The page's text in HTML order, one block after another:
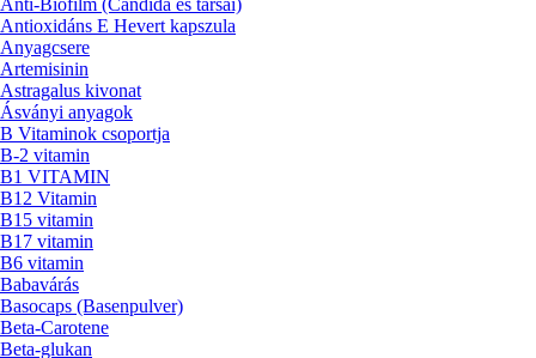
Anti-Biofilm (Candida és társai)
Antioxidáns E Hevert kapszula
Anyagcsere
Artemisinin
Astragalus kivonat
Ásványi anyagok
B Vitaminok csoportja
B-2 vitamin
B1 VITAMIN
B12 Vitamin
B15 vitamin
B17 vitamin
B6 vitamin
Babavárás
Basocaps (Basenpulver)
Beta-Carotene
Beta-glukan